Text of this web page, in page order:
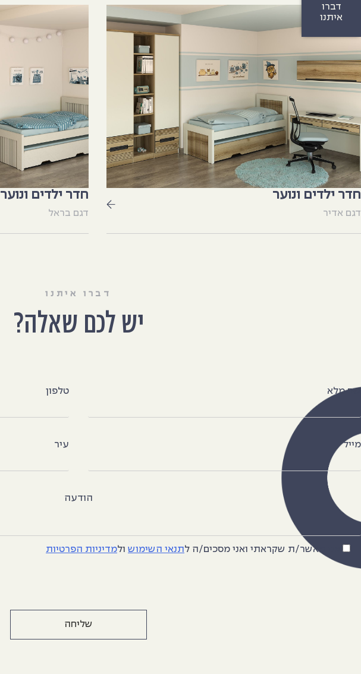
חדר ילדים ונוער
דגם אדיר
חדר ילדים ונוער
דגם בראל
דברו איתנו
יש לכם שאלה?
שם מלא טלפון
מייל עיר
הודעה
אני מאשר/ת שקראתי ואני מסכים/ה לתנאי השימוש ולמדיניות הפרטיות
דברו
איתנו